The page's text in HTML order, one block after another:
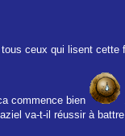
ceux qui lisent
commence bien
va-t-il réussir à